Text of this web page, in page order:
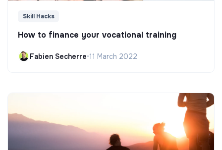
Skill Hacks
How to finance your vocational training
Fabien Secherre•11 March 2022